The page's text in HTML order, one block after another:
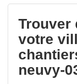
Trouver
votre
neuvy-